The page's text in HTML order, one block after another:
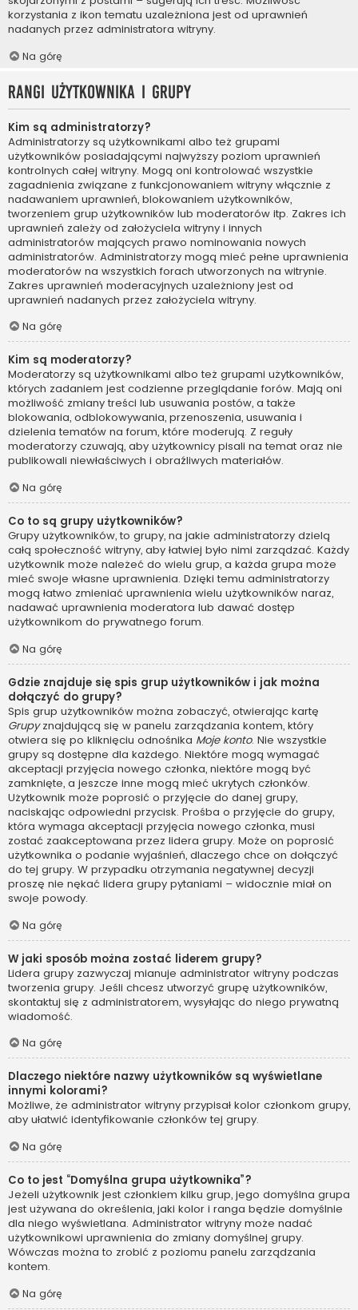
korzystania z ikon tematu uzależniona jest od uprawnień
nadanych przez administratora witryny.
Na górę
Rangi użytkownika i grupy
Kim są administratorzy?
Administratorzy są użytkownikami albo też grupami
użytkowników posiadającymi najwyższy poziom uprawnień
kontrolnych całej witryny. Mogą oni kontrolować wszystkie
zagadnienia związane z funkcjonowaniem witryny włącznie z
nadawaniem uprawnień, blokowaniem użytkowników,
tworzeniem grup użytkowników lub moderatorów itp. Zakres ich
uprawnień zależy od założyciela witryny i innych
administratorów mających prawo nominowania nowych
administratorów. Administratorzy mogą mieć pełne uprawnienia
moderatorów na wszystkich forach utworzonych na witrynie.
Zakres uprawnień moderacyjnych uzależniony jest od
uprawnień nadanych przez założyciela witryny.
Na górę
Kim są moderatorzy?
Moderatorzy są użytkownikami albo też grupami użytkowników,
których zadaniem jest codzienne przeglądanie forów. Mają oni
możliwość zmiany treści lub usuwania postów, a także
blokowania, odblokowywania, przenoszenia, usuwania i
dzielenia tematów na forum, które moderują. Z reguły
moderatorzy czuwają, aby użytkownicy pisali na temat oraz nie
publikowali niewłaściwych i obraźliwych materiałów.
Na górę
Co to są grupy użytkowników?
Grupy użytkowników, to grupy, na jakie administratorzy dzielą
całą społeczność witryny, aby łatwiej było nimi zarządzać. Każdy
użytkownik może należeć do wielu grup, a każda grupa może
mieć swoje własne uprawnienia. Dzięki temu administratorzy
mogą łatwo zmieniać uprawnienia wielu użytkowników naraz,
nadawać uprawnienia moderatora lub dawać dostęp
użytkownikom do prywatnego forum.
Na górę
Gdzie znajduje się spis grup użytkowników i jak można
dołączyć do grupy?
Spis grup użytkowników można zobaczyć, otwierając kartę
Grupyznajdującą się w panelu zarządzania kontem, który
otwiera się po kliknięciu odnośnika Moje konto. Nie wszystkie
grupy są dostępne dla każdego. Niektóre mogą wymagać
akceptacji przyjęcia nowego członka, niektóre mogą być
zamknięte, a jeszcze inne mogą mieć ukrytych członków.
Użytkownik może poprosić o przyjęcie do danej grupy,
naciskając odpowiedni przycisk. Prośba o przyjęcie do grupy,
która wymaga akceptacji przyjęcia nowego członka, musi
zostać zaakceptowana przez lidera grupy. Może on poprosić
użytkownika o podanie wyjaśnień, dlaczego chce on dołączyć
do tej grupy. W przypadku otrzymania negatywnej decyzji
proszę nie nękać lidera grupy pytaniami – widocznie miał on
swoje powody.
Na górę
W jaki sposób można zostać liderem grupy?
Lidera grupy zazwyczaj mianuje administrator witryny podczas
tworzenia grupy. Jeśli chcesz utworzyć grupę użytkowników,
skontaktuj się z administratorem, wysyłając do niego prywatną
wiadomość.
Na górę
Dlaczego niektóre nazwy użytkowników są wyświetlane
innymi kolorami?
Możliwe, że administrator witryny przypisał kolor członkom grupy,
aby ułatwić identyfikowanie członków tej grupy.
Na górę
Co to jest “Domyślna grupa użytkownika”?
Jeżeli użytkownik jest członkiem kilku grup, jego domyślna grupa
jest używana do określenia, jaki kolor i ranga będzie domyślnie
dla niego wyświetlana. Administrator witryny może nadać
użytkownikowi uprawnienia do zmiany domyślnej grupy.
Wówczas można to zrobić z poziomu panelu zarządzania
kontem.
Na górę